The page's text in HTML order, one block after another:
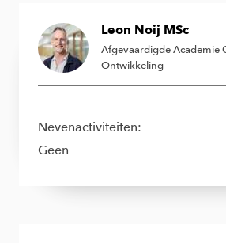
Leon Noij MSc
Afgevaardigde Academie
Ontwikkeling
Nevenactiviteiten:
Geen